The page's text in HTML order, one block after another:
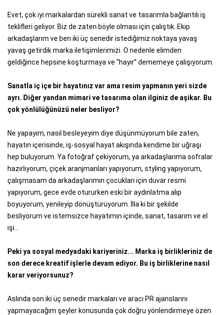
Evet, çok iyi markalardan sürekli sanat ve tasarımla bağlantılı iş
teklifleri geliyor. Biz de zaten böyle olması için çalıştık. Ekip
arkadaşlarım ve ben iki üç senedir istediğimiz noktaya yavaş
yavaş getirdik marka iletişimlerimizi. O nedenle elimden
geldiğince hepsine koşturmaya ve “hayır” dememeye çalışıyorum.
Sanatla iç içe bir hayatınız var ama resim yapmanın yeri sizde
ayrı. Diğer yandan mimari ve tasarıma olan ilginiz de aşikar. Bu
çok yönlülüğünüzü neler besliyor?
Ne yapayım, nasıl besleyeyim diye düşünmüyorum bile zaten,
hayatın içerisinde, iş-sosyal hayat akışında kendime bir uğraşı
hep buluyorum. Ya fotoğraf çekiyorum, ya arkadaşlarıma sofralar
hazırlıyorum, çiçek aranjmanları yapıyorum, styling yapıyorum,
çalışmasam da arkadaşlarımın çocukları için duvar resmi
yapıyorum, gece evde otururken eski bir aydınlatma alıp
boyuyorum, yenileyip dönüştürüyorum. İlla ki bir şekilde
besliyorum ve istemsizce hayatımın içinde, sanat, tasarım ve el
işi...
Peki ya sosyal medyadaki kariyeriniz... Marka iş birlikleriniz de
son derece kreatif işlerle devam ediyor. Bu iş birliklerine nasıl
karar veriyorsunuz?
Aslında son iki üç senedir markaları ve aracı PR ajanslarını
yapmayacağım şeyler konusunda çok doğru yönlendirmeye özen